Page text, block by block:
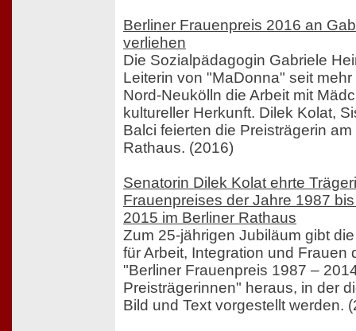
Berliner Frauenpreis 2016 an
verliehen
Die Sozialpädagogin Gabriele
Leiterin von "MaDonna" seit
Nord-Neukölln die Arbeit mit
kultureller Herkunft. Dilek Kolat,
Balci feierten die Preisträgerin
Rathaus. (2016)
Senatorin Dilek Kolat ehrte
Frauenpreises der Jahre 1987
2015 im Berliner Rathaus
Zum 25-jährigen Jubiläum gibt
für Arbeit, Integration und Frauen
"Berliner Frauenpreis 1987 –
Preisträgerinnen" heraus, in der
Bild und Text vorgestellt werden.